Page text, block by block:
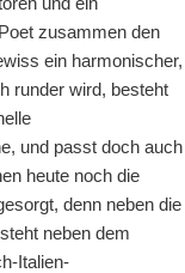
zusammen den
ein harmonischer,
runder wird, besteht
und passt doch auch
heute noch die
denn neben die
neben dem
Italien-